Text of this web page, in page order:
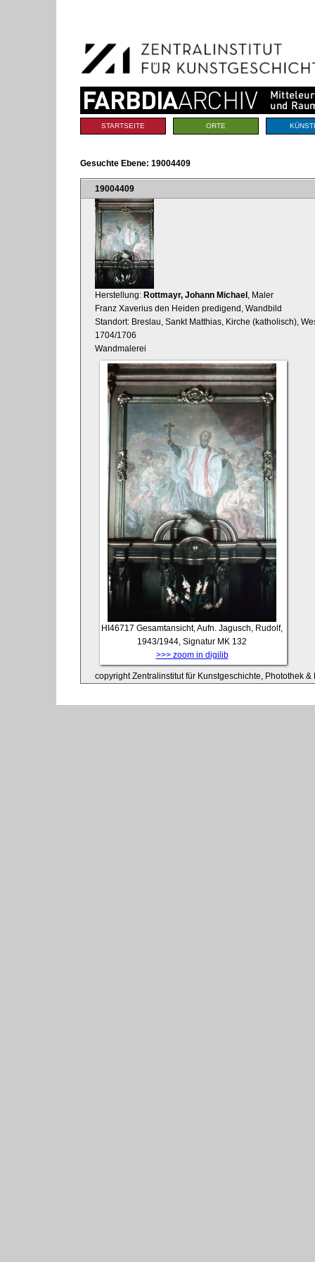
Navigation
Sektionen
STARTSEITE ORTE
Gesuchte Ebene: 19004409
19004409
Herstellung: Rottmayr, Johann Michael , Maler
Franz Xaverius den Heiden predigend, Wandbild
Standort: Breslau, Sankt Matthias, Kirche (katholisch),
1704/1706
Wandmalerei
HI46717 Gesamtansicht, Aufn. Jagusch, Rudolf,
1943/1944, Signatur MK 132
>>> zoom in digilib
copyright Zentralinstitut für Kunstgeschichte, Photothek &